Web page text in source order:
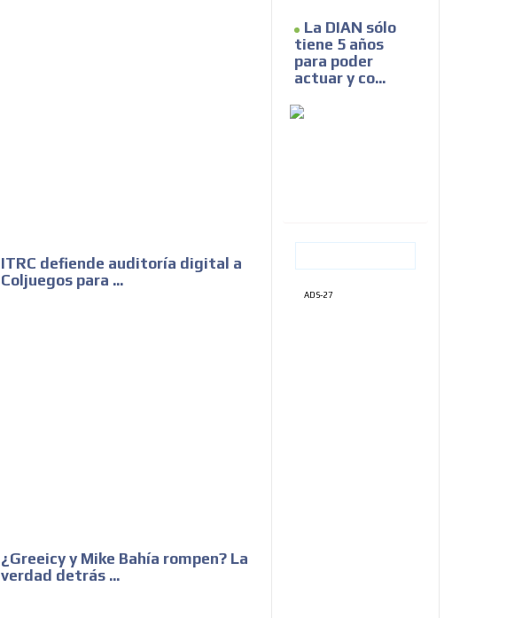
ITRC defiende auditoría digital a
Coljuegos para ...
¿Greeicy y Mike Bahía rompen? La
verdad detrás ...
La DIAN sólo
tiene 5 años
para poder
actuar y co...
ADS-27